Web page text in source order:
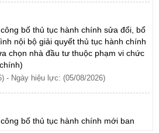
nội bộ giải quyết thủ tục hành chính
chọn nhà đầu tư thuộc phạm vi chức
-Ngày hiệu lực: (05/08/2026)
nội bộ giải quyết lĩnh vực đăng ký
sách xã hội thuộc phạm vi chức